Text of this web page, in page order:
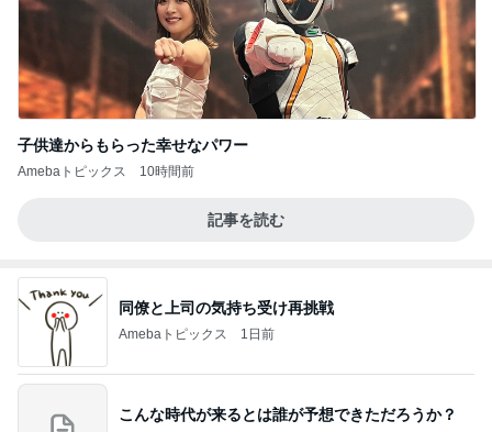
子供達からもらった幸せなパワー
Amebaトピックス 10時間前
記事を読む
同僚と上司の気持ち受け再挑戦
Amebaトピックス 1日前
こんな時代が来るとは誰が予想できただろうか？